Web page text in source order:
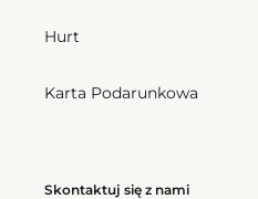
Hurt
Karta Podarunkowa
Skontaktuj się z nami